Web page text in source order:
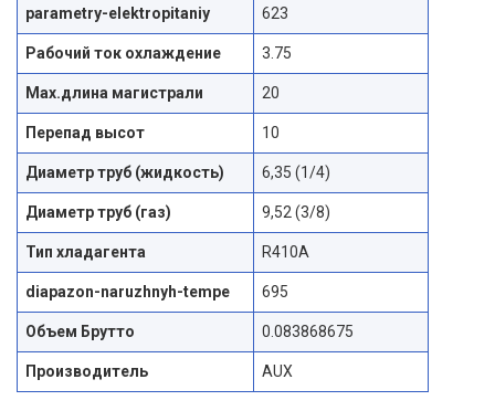
parametry-elektropitaniy 623
Рабочий ток охлаждение 3.75
Max.длина магистрали 20
Перепад высот 10
Диаметр труб (жидкость) 6,35 (1/4)
Диаметр труб (газ) 9,52 (3/8)
Тип хладагента R410A
diapazon-naruzhnyh-tempe 695
Объем Брутто 0.083868675
Производитель AUX